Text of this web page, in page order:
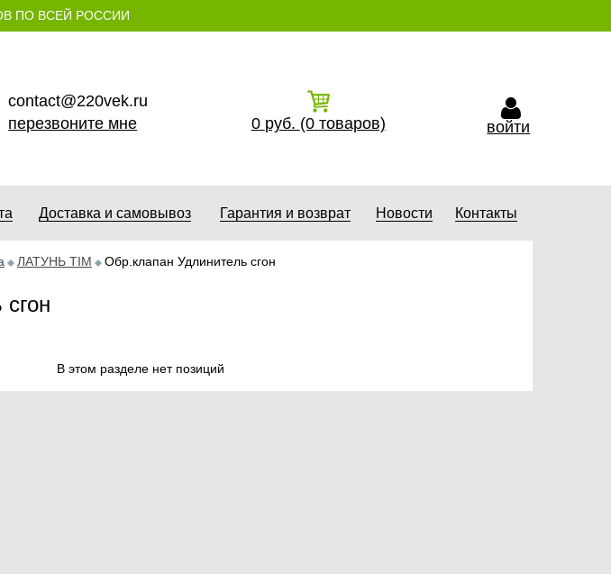
ПО ВСЕЙ РОССИИ
contact@220vek.ru
перезвоните мне
0 руб. (0 товаров) войти
Доставка и самовывоз Гарантия и возврат Новости Контакты
ЛАТУНЬ ТIM Обр.клапан Удлинитель cгон
В этом разделе нет позиций